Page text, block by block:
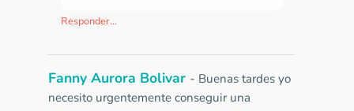
Responder...
Fanny Aurora Bolivar - Buenas tardes yo
necesito urgentemente conseguir una